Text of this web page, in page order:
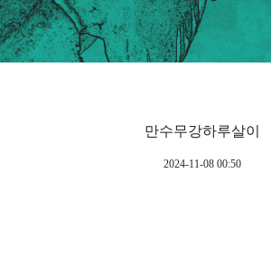
만수무강하루살이
2024-11-08 00:50